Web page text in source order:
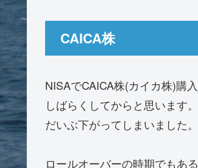
CAICA株
NISAでCAICA株(カイカ株)購
しばらくしてからと思います
だいぶ下がってしまいました
ロールオーバーの時期でもあ